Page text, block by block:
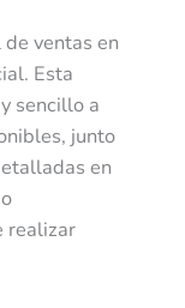
ventas en
Esta
sencillo a
junto
en
realizar